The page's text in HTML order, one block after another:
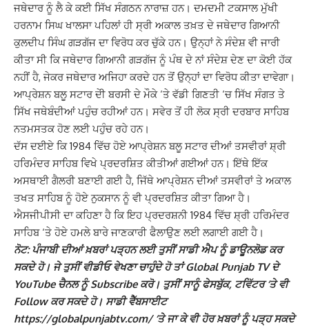
ਜਥੇਦਾਰ ਨੂੰ ਲੈ ਕੇ ਕਈ ਸਿੱਖ ਸੰਗਠਨ ਨਾਰਾਜ਼ ਹਨ। ਦਮਦਮੀ ਟਕਸਾਲ ਮੁੱਖੀ
ਹਰਨਾਮ ਸਿਘ ਖਾਲਸਾ ਪਹਿਲਾਂ ਹੀ ਸ੍ਰੀ ਅਕਾਲ ਤਖ਼ਤ ਦੇ ਜਥੇਦਾਰ ਗਿਆਨੀ
ਕੁਲਦੀਪ ਸਿੰਘ ਗੜਗੱਜ ਦਾ ਵਿਰੋਧ ਕਰ ਚੁੱਕੇ ਹਨ। ਉਨ੍ਹਾਂ ਨੇ ਸੰਦੇਸ਼ ਵੀ ਜਾਰੀ
ਕੀਤਾ ਸੀ ਕਿ ਜਥੇਦਾਰ ਗਿਆਨੀ ਗੜਗੱਜ ਨੂੰ ਪੰਥ ਦੇ ਨਾਂ ਸੰਦੇਸ਼ ਦੇਣ ਦਾ ਕੋਈ ਹੱਕ
ਨਹੀਂ ਹੈ, ਜੇਕਰ ਜਥੇਦਾਰ ਅਜਿਹਾ ਕਰਦੇ ਹਨ ਤੋਂ ਉਨ੍ਹਾਂ ਦਾ ਵਿਰੋਧ ਕੀਤਾ ਦਾਵੇਗਾ।
ਆਪ੍ਰੇਸ਼ਨ ਬਲੂ ਸਟਾਰ ਦੇੀ ਬਰਸੀ ਦੇ ਮੌਕੇ ‘ਤੇ ਵੱਡੀ ਗਿਣਤੀ ‘ਚ ਸਿੱਖ ਸੰਗਤ ਤੇ
ਸਿੱਖ ਜਥੇਬੰਦੀਆਂ ਪਹੁੰਚ ਰਹੀਆਂ ਹਨ। ਸਵੇਰ ਤੋਂ ਹੀ ਲੋਕ ਸ੍ਰੀ ਦਰਬਾਰ ਸਾਹਿਬ
ਨਤਮਸਤਕ ਹੋਣ ਲਈ ਪਹੁੰਚ ਰਹੇ ਹਨ।
ਦੱਸ ਦਈਏ ਕਿ 1984 ਵਿੱਚ ਹੋਏ ਆਪ੍ਰੇਸ਼ਨ ਬਲੂ ਸਟਾਰ ਦੀਆਂ ਤਸਵੀਰਾਂ ਸ਼੍ਰੀ
ਹਰਿਮੰਦਰ ਸਾਹਿਬ ਵਿਖੇ ਪ੍ਰਦਰਸ਼ਿਤ ਕੀਤੀਆਂ ਗਈਆਂ ਹਨ। ਇੱਥੇ ਇੱਕ
ਅਸਥਾਈ ਗੈਲਰੀ ਬਣਾਈ ਗਈ ਹੈ, ਜਿੱਥੇ ਆਪ੍ਰੇਸ਼ਨ ਦੀਆਂ ਤਸਵੀਰਾਂ ਤੇ ਅਕਾਲ
ਤਖਤ ਸਾਹਿਬ ਨੂੰ ਹੋਏ ਨੁਕਸਾਨ ਨੂੰ ਵੀ ਪ੍ਰਦਰਸ਼ਿਤ ਕੀਤਾ ਗਿਆ ਹੈ।
ਐਸਜੀਪੀਸੀ ਦਾ ਕਹਿਣਾ ਹੈ ਕਿ ਇਹ ਪ੍ਰਦਰਸ਼ਨੀ 1984 ਵਿੱਚ ਸ਼੍ਰੀ ਹਰਿਮੰਦਰ
ਸਾਹਿਬ ‘ਤੇ ਹੋਏ ਹਮਲੇ ਬਾਰੇ ਜਾਣਕਾਰੀ ਫੈਲਾਉਣ ਲਈ ਲਗਾਈ ਗਈ ਹੈ।
ਨੋਟ: ਪੰਜਾਬੀ ਦੀਆਂ ਖ਼ਬਰਾਂ ਪੜ੍ਹਨ ਲਈ ਤੁਸੀਂ ਸਾਡੀ ਐਪ ਨੂੰ ਡਾਊਨਲੋਡ ਕਰ
ਸਕਦੇ ਹੋ। ਜੇ ਤੁਸੀਂ ਵੀਡੀਓ ਵੇਖਣਾ ਚਾਹੁੰਦੇ ਹੋ ਤਾਂ Global Punjab TV ਦੇ
YouTube ਚੈਨਲ ਨੂੰ Subscribe ਕਰੋ। ਤੁਸੀਂ ਸਾਨੂੰ ਫੇਸਬੁੱਕ, ਟਵਿੱਟਰ ‘ਤੇ ਵੀ
Follow ਕਰ ਸਕਦੇ ਹੋ। ਸਾਡੀ ਵੈੱਬਸਾਈਟ
https://globalpunjabtv.com/ ‘ਤੇ ਜਾ ਕੇ ਵੀ ਹੋਰ ਖ਼ਬਰਾਂ ਨੂੰ ਪੜ੍ਹ ਸਕਦੇ